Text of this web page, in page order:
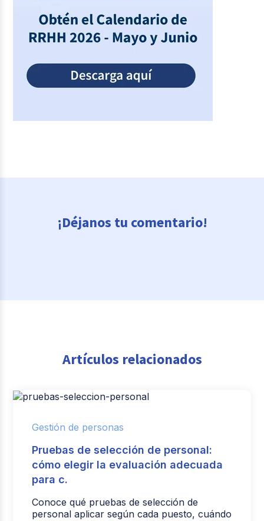
¡Déjanos tu comentario!
Artículos relacionados
Gestión de personas
Pruebas de selección de personal:
cómo elegir la evaluación adecuada
para c.
Conoce qué pruebas de selección de
personal aplicar según cada puesto, cuándo